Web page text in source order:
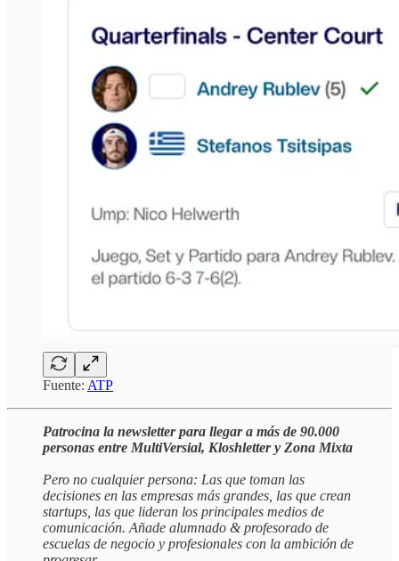
Fuente: ATP
Patrocina la newsletter para llegar a más de 90.000
personas entre MultiVersial, Kloshletter y Zona Mixta
Pero no cualquier persona: Las que toman las
decisiones en las empresas más grandes, las que crean
startups, las que lideran los principales medios de
comunicación. Añade alumnado & profesorado de
escuelas de negocio y profesionales con la ambición de